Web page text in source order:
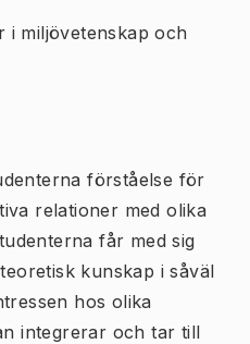
i miljövetenskap och
förståelse för
relationer med olika
får med sig
kunskap i såväl
hos olika
integrerar och tar till